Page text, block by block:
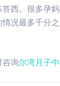
西。很多孕
况最多千分
咨询尔湾月子